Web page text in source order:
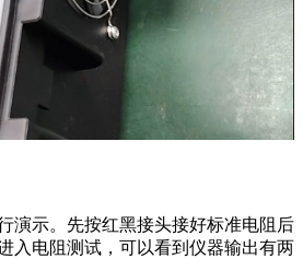
演示。先按红黑接头接好标准电阻后
入电阻测试，可以看到仪器输出有两